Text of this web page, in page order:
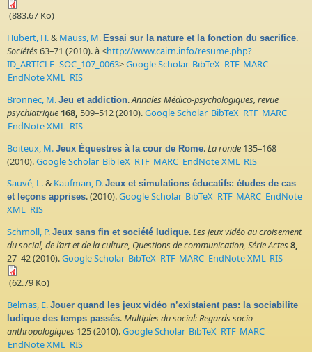
(883.67 Ko)
Hubert, H.& Mauss, M. Essai sur la nature et la fonction du sacrifice.
Sociétés 63–71 (2010). à <http://www.cairn.info/resume.php?
ID_ARTICLE=SOC_107_0063>Google Scholar BibTeX RTF MARC
EndNote XML RIS
Bronnec, M. Jeu et addiction.Annales Médico-psychologiques, revue
psychiatrique 168, 509–512 (2010).Google Scholar BibTeX RTF MARC
EndNote XML RIS
Boiteux, M. Jeux Équestres à la cour de Rome.La ronde 135–168
(2010).Google Scholar BibTeX RTF MARC EndNote XML RIS
Sauvé, L.& Kaufman, D. Jeux et simulations éducatifs: études de cas
et leçons apprises. (2010).Google Scholar BibTeX RTF MARC EndNote
XML RIS
Schmoll, P. Jeux sans fin et société ludique.Les jeux vidéo au croisement
du social, de l’art et de la culture, Questions de communication, Série Actes 8,
27–42 (2010).Google Scholar BibTeX RTF MARC EndNote XML RIS
(62.79 Ko)
Belmas, E. Jouer quand les jeux vidéo n’existaient pas: la sociabilite
ludique des temps passés.Multiples du social: Regards socio-
anthropologiques 125 (2010).Google Scholar BibTeX RTF MARC
EndNote XML RIS